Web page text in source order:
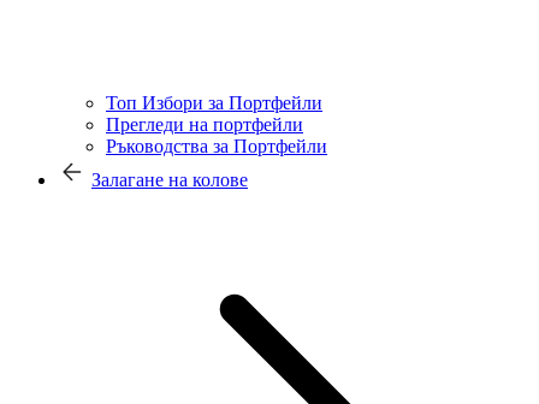
Топ Избори за Портфейли
Прегледи на портфейли
Ръководства за Портфейли
Залагане на колове